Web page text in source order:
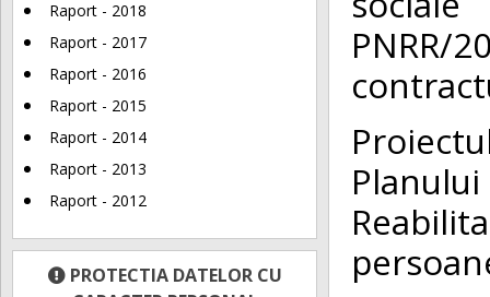
Raport - 2018
Raport - 2017
Raport - 2016
Raport - 2015
Raport - 2014
Raport - 2013
Raport - 2012
PROTECTIA DATELOR CU